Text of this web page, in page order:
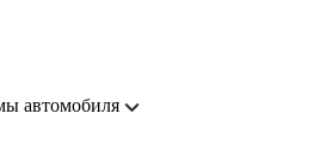
автомобиля